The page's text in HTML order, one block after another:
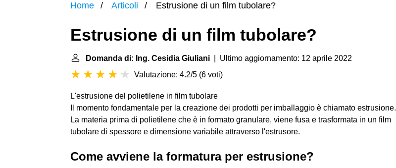
Home Articoli Estrusione di un film tubolare?
Estrusione di un film tubolare?
Domanda di: Ing. Cesidia Giuliani | Ultimo aggiornamento: 12 aprile 2022
Valutazione: 4.2/5 (6 voti)
L'estrusione del polietilene in film tubolare
Il momento fondamentale per la creazione dei prodotti per imballaggio è chiamato estrusione.
La materia prima di polietilene che è in formato granulare, viene fusa e trasformata in un film
tubolare di spessore e dimensione variabile attraverso l'estrusore.
Come avviene la formatura per estrusione?